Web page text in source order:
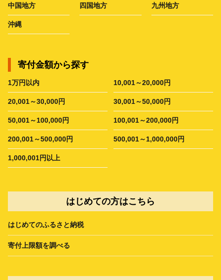
中国地方 四国地方 九州地方
沖縄
寄付金額から探す
1万円以内 10,001～20,000円
20,001～30,000円 30,001～50,000円
50,001～100,000円 100,001～200,000円
200,001～500,000円 500,001～1,000,000円
1,000,001円以上
はじめての方はこちら
はじめてのふるさと納税
寄付上限額を調べる